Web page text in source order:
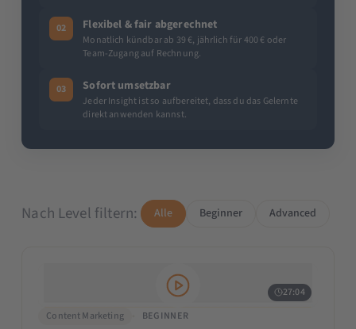
02 Flexibel & fair abgerechnet
Monatlich kündbar ab 39 €, jährlich für 400 € oder
Team-Zugang auf Rechnung.
03 Sofort umsetzbar
Jeder Insight ist so aufbereitet, dass du das Gelernte
direkt anwenden kannst.
Nach Level filtern: Alle Beginner Advanced
27:04
Content Marketing
BEGINNER